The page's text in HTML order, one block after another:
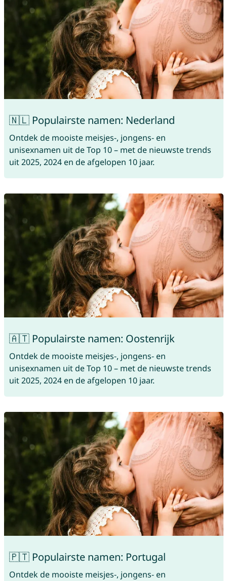
🇳🇱 Populairste namen: Nederland
Ontdek de mooiste meisjes-, jongens- en
unisexnamen uit de Top 10 – met de nieuwste trends
uit 2025, 2024 en de afgelopen 10 jaar.
🇦🇹 Populairste namen: Oostenrijk
Ontdek de mooiste meisjes-, jongens- en
unisexnamen uit de Top 10 – met de nieuwste trends
uit 2025, 2024 en de afgelopen 10 jaar.
🇵🇹 Populairste namen: Portugal
Ontdek de mooiste meisjes-, jongens- en